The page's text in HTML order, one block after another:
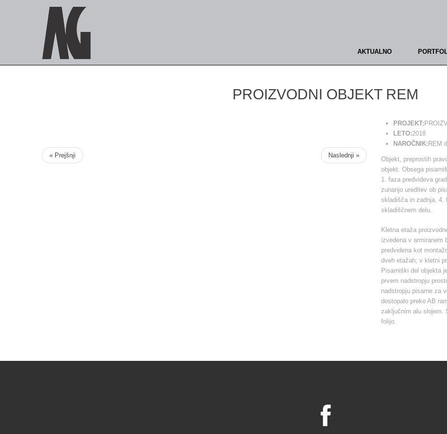
AKTUALNO
PROIZVODNI OBJEKT REM
« Prejšnji Naslednji »
PROJEKT:
LETO:2018
NAROČNIK: REM
Objekt, preprostih
objekt. Obsega
1. faza predvideva
zunanjo ureditev ob
skladišča in zadnja, 4.
skladiščnem delu.
Kletna etaža
izvedena v armiranem
predvidena kot
dveh etažah; v kletni
Pisarniški del objekta
prvem nadstropju
nadstropju pisarne za
dostopalo preko AB
zaključnim alu slojem.
folijo.